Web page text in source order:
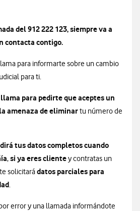
del 912 222 123, siempre va a
contacta contigo.
para informarte sobre un cambio
para ti.
para pedirte que aceptes un
amenaza de eliminartu número de
tus datos completos cuando
,si ya eres clientey contratas un
solicitarádatos parciales para
.
error y una llamada informándote